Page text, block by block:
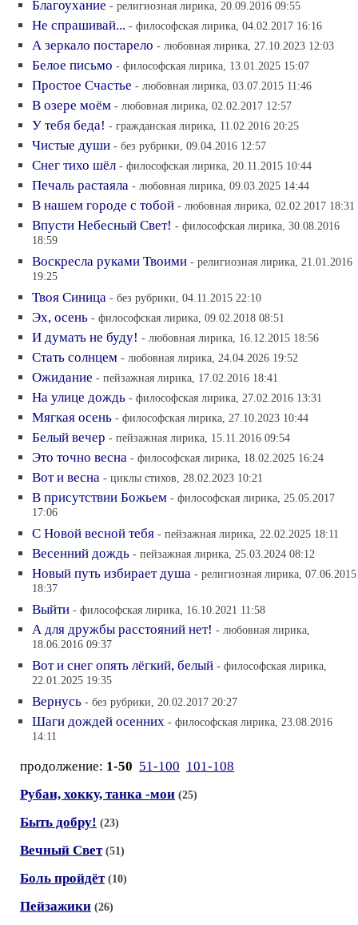
Благоухание - религиозная лирика, 20.09.2016 09:55
Не спрашивай... - философская лирика, 04.02.2017 16:16
А зеркало постарело - любовная лирика, 27.10.2023 12:03
Белое письмо - философская лирика, 13.01.2025 15:07
Простое Счастье - любовная лирика, 03.07.2015 11:46
В озере моём - любовная лирика, 02.02.2017 12:57
У тебя беда! - гражданская лирика, 11.02.2016 20:25
Чистые души - без рубрики, 09.04.2016 12:57
Снег тихо шёл - философская лирика, 20.11.2015 10:44
Печаль растаяла - любовная лирика, 09.03.2025 14:44
В нашем городе с тобой - любовная лирика, 02.02.2017 18:31
Впусти Небесный Свет! - философская лирика, 30.08.2016
18:59
Воскресла руками Твоими - религиозная лирика, 21.01.2016
19:25
Твоя Синица - без рубрики, 04.11.2015 22:10
Эх, осень - философская лирика, 09.02.2018 08:51
И думать не буду! - любовная лирика, 16.12.2015 18:56
Стать солнцем - любовная лирика, 24.04.2026 19:52
Ожидание - пейзажная лирика, 17.02.2016 18:41
На улице дождь - философская лирика, 27.02.2016 13:31
Мягкая осень - философская лирика, 27.10.2023 10:44
Белый вечер - пейзажная лирика, 15.11.2016 09:54
Это точно весна - философская лирика, 18.02.2025 16:24
Вот и весна - циклы стихов, 28.02.2023 10:21
В присутствии Божьем - философская лирика, 25.05.2017
17:06
С Новой весной тебя - пейзажная лирика, 22.02.2025 18:11
Весенний дождь - пейзажная лирика, 25.03.2024 08:12
Новый путь избирает душа - религиозная лирика, 07.06.2015
18:37
Выйти - философская лирика, 16.10.2021 11:58
А для дружбы расстояний нет! - любовная лирика,
18.06.2016 09:37
Вот и снег опять лёгкий, белый - философская лирика,
22.01.2025 19:35
Вернусь - без рубрики, 20.02.2017 20:27
Шаги дождей осенних - философская лирика, 23.08.2016
14:11
продолжение: 1-50 51-100 101-108
Рубаи, хокку, танка -мои (25)
Быть добру! (23)
Вечный Свет (51)
Боль пройдёт (10)
Пейзажики (26)